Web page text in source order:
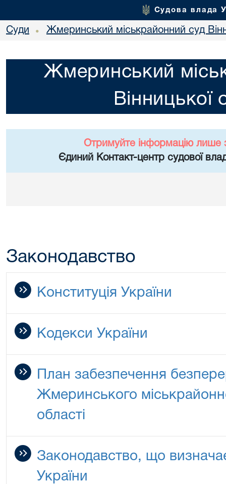
Судова влада
Суди • Жмеринський міськрайонний суд
Жмеринський
Вінницької
Отримуйте інформацію лише
Єдиний Контакт-центр судової
Законодавство
Конституція України
Кодекси України
План забезпечення
Жмеринського
області
Законодавство, що
України